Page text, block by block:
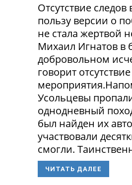
Отсутствие
пользу версии о
не стала жертвой
Михаил Игнатов в
добровольном
говорит
Усольцевы
однодневный
был найден их
участвовали
смогли.
ЧИТАТЬ ДАЛЕЕ